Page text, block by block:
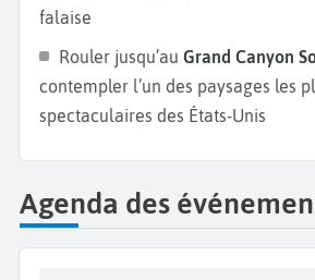
falaise
Rouler jusqu’au Grand Canyon
contempler l’un des paysages les
spectaculaires des États-Unis
Agenda des